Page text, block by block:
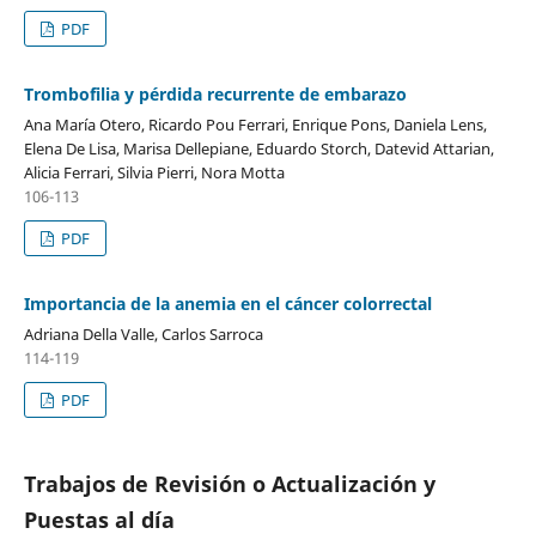
PDF
Trombofilia y pérdida recurrente de embarazo
Ana María Otero, Ricardo Pou Ferrari, Enrique Pons, Daniela Lens,
Elena De Lisa, Marisa Dellepiane, Eduardo Storch, Datevid Attarian,
Alicia Ferrari, Silvia Pierri, Nora Motta
106-113
PDF
Importancia de la anemia en el cáncer colorrectal
Adriana Della Valle, Carlos Sarroca
114-119
PDF
Trabajos de Revisión o Actualización y
Puestas al día